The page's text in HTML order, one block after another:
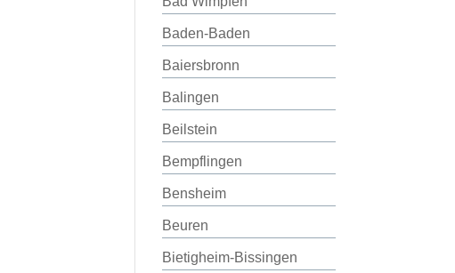
Baden-Baden
Baiersbronn
Balingen
Beilstein
Bempflingen
Bensheim
Beuren
Bietigheim-Bissingen